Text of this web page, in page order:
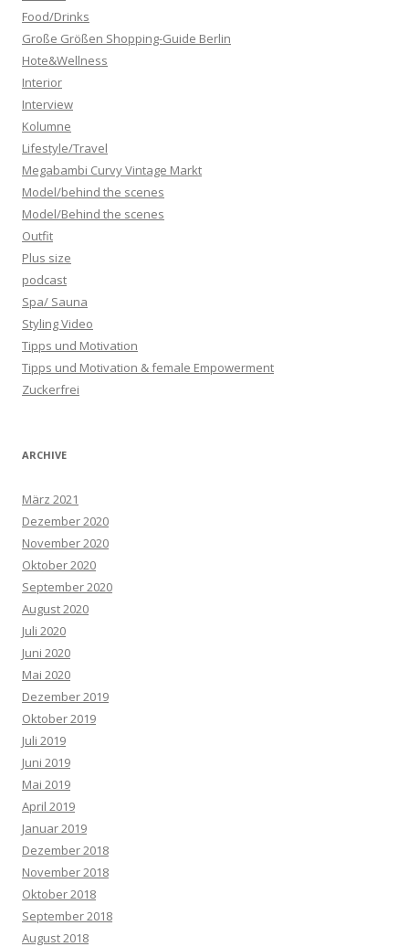
Food/Drinks
Große Größen Shopping-Guide Berlin
Hote&Wellness
Interior
Interview
Kolumne
Lifestyle/Travel
Megabambi Curvy Vintage Markt
Model/behind the scenes
Model/Behind the scenes
Outfit
Plus size
podcast
Spa/ Sauna
Styling Video
Tipps und Motivation
Tipps und Motivation & female Empowerment
Zuckerfrei
ARCHIVE
März 2021
Dezember 2020
November 2020
Oktober 2020
September 2020
August 2020
Juli 2020
Juni 2020
Mai 2020
Dezember 2019
Oktober 2019
Juli 2019
Juni 2019
Mai 2019
April 2019
Januar 2019
Dezember 2018
November 2018
Oktober 2018
September 2018
August 2018